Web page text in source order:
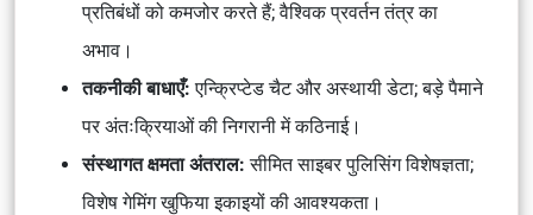
प्रतिबंधों को कमजोर करते हैं; वैश्विक प्रवर्तन तंत्र का
अभाव।
तकनीकी बाधाएँ: एन्क्रिप्टेड चैट और अस्थायी डेटा; बड़े पैमाने
पर अंतःक्रियाओं की निगरानी में कठिनाई।
संस्थागत क्षमता अंतराल:सीमित साइबर पुलिसिंग विशेषज्ञता;
विशेष गेमिंग खुफिया इकाइयों की आवश्यकता।